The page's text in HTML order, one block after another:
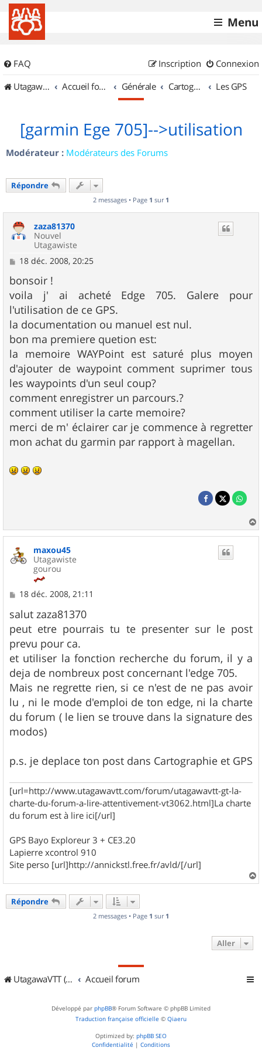
Menu
FAQ Connexion
Inscription
UtagawaVTT (Randos VTT et VTTAE avec traces GPS)
Accueil forum Générale Cartographie et GPS Les GPS
[garmin Ege 705]-->utilisation
Modérateur : Modérateurs des Forums
Répondre
2 messages • Page 1 sur 1
zaza81370
Nouvel
Utagawiste
M
s
s
a
g
e
18 déc. 2008, 20:25
bonsoir !
voila j' ai acheté Edge 705. Galere pour
l'utilisation de ce GPS.
la documentation ou manuel est nul.
bon ma premiere quetion est:
la memoire WAYPoint est saturé plus moyen
d'ajouter de waypoint comment suprimer tous
les waypoints d'un seul coup?
comment enregistrer un parcours.?
comment utiliser la carte memoire?
merci de m' éclairer car je commence à regretter
mon achat du garmin par rapport à magellan.
a
maxou45
Utagawiste
gourou
M
s
s
a
g
e
18 déc. 2008, 21:11
salut zaza81370
peut etre pourrais tu te presenter sur le post
prevu pour ca.
et utiliser la fonction recherche du forum, il y a
deja de nombreux post concernant l'edge 705.
Mais ne regrette rien, si ce n'est de ne pas avoir
lu , ni le mode d'emploi de ton edge, ni la charte
du forum ( le lien se trouve dans la signature des
modos)
p.s. je deplace ton post dans Cartographie et GPS
[url=http://www.utagawavtt.com/forum/utagawavtt-gt-la-
charte-du-forum-a-lire-attentivement-vt3062.html]La charte
du forum est à lire ici[/url]
GPS Bayo Exploreur 3 + CE3.20
Lapierre xcontrol 910
Site perso [url]http://annickstl.free.fr/avld/[/url]
a
Répondre
2 messages • Page 1 sur 1
Aller
UtagawaVTT (Randos VTT et VTTAE avec traces GPS) Accueil forum
Développé par phpBB® Forum Software © phpBB Limited
Traduction française officielle © Qiaeru
Optimized by: phpBB SEO
Confidentialité | Conditions